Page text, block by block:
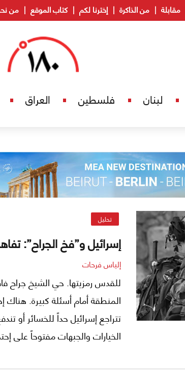
مقابلة من الذاكرة إخترنا لكم كتاب الموقع من
لبنان فلسطين العراق
تحليل
إسرائيل و”فخ الجراح”:
إلياس فرحات
للقدس رمزيتها. حي الشيخ جراح
المنطقة أمام أسئلة كبيرة. هناك
تتراجع إسرائيل حداً للخسائر أو
الخيارات والجبهات مفتوحاً على